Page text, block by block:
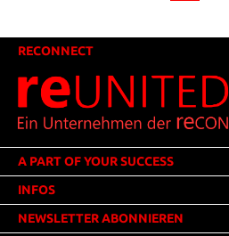
RECONNECT
A PART OF YOUR SUCCESS
INFOS
NEWSLETTER ABONNIEREN